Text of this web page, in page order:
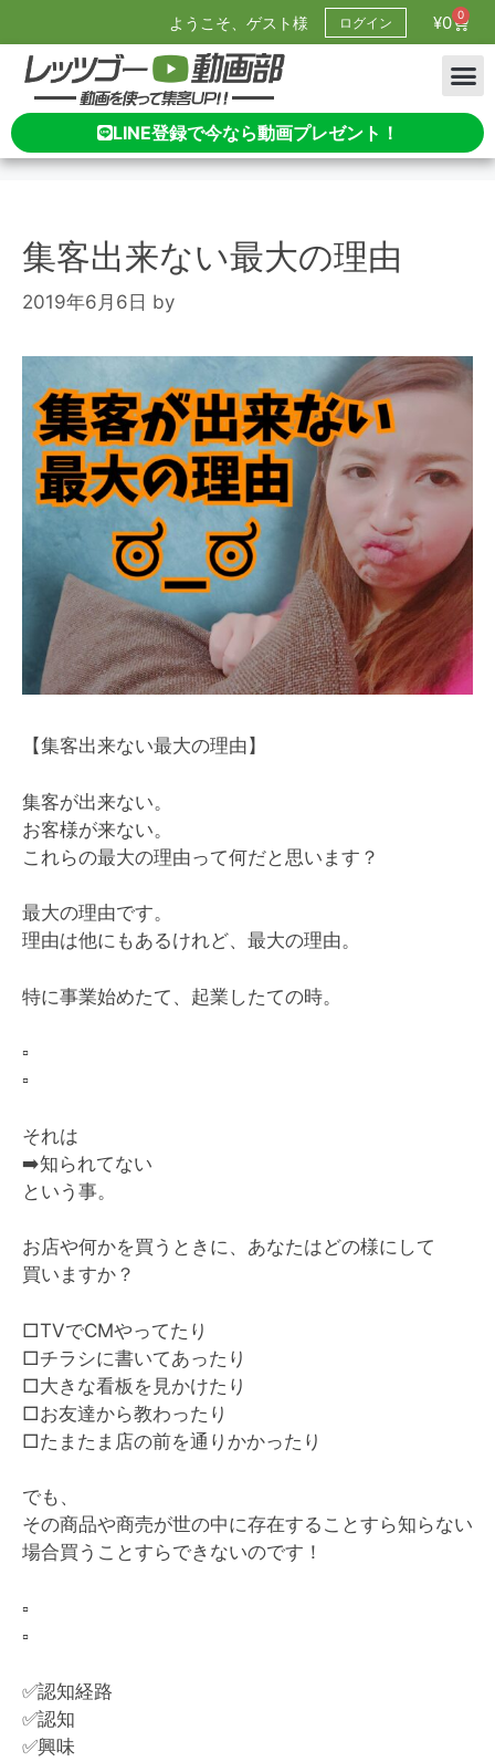
ようこそ、ゲスト様 ログイン ¥0 0
LINE登録で今なら動画プレゼント！
集客出来ない最大の理由
2019年6月6日 by
【集客出来ない最大の理由】
集客が出来ない。
お客様が来ない。
これらの最大の理由って何だと思います？
最大の理由です。
理由は他にもあるけれど、最大の理由。
特に事業始めたて、起業したての時。
▫️
▫️
それは
➡️知られてない
という事。
お店や何かを買うときに、あなたはどの様にして
買いますか？
□TVでCMやってたり
□チラシに書いてあったり
□大きな看板を見かけたり
□お友達から教わったり
□たまたま店の前を通りかかったり
でも、
その商品や商売が世の中に存在することすら知らない
場合買うことすらできないのです！
▫️
▫️
✅認知経路
✅認知
✅興味